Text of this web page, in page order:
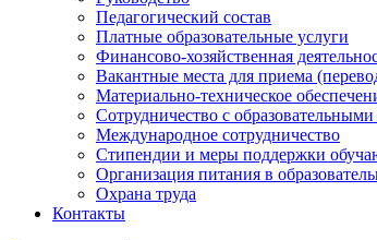
Педагогический состав
Платные образовательные услуги
Финансово-хозяйственная
Вакантные места для приема
Материально-техническое
Сотрудничество с
Международное сотрудничество
Стипендии и меры поддержки
Организация питания в
Охрана труда
Контакты